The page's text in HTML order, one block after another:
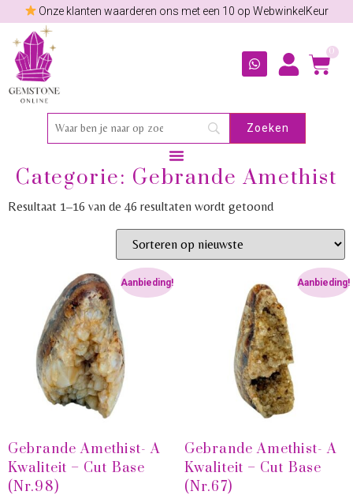
Onze klanten waarderen ons met een 10 op WebwinkelKeur
0
Categorie: Gebrande Amethist
Resultaat 1–16 van de 46 resultaten wordt getoond
Aanbieding!
Gebrande Amethist- A
Kwaliteit – Cut Base
(Nr.98)
Aanbieding!
Gebrande Amethist- A
Kwaliteit – Cut Base
(Nr.67)